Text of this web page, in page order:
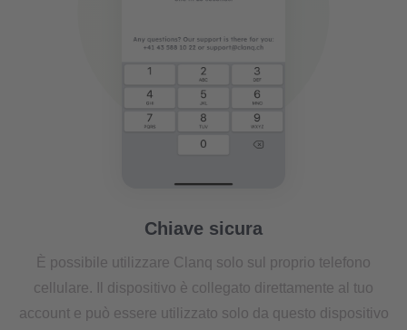
Chiave sicura
È possibile utilizzare Clanq solo sul proprio telefono
cellulare. Il dispositivo è collegato direttamente al tuo
account e può essere utilizzato solo da questo dispositivo